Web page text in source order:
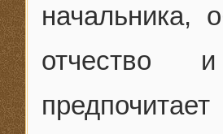
начальника,
отчество